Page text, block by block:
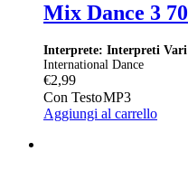
Mix Dance 3 70
Interprete: Interpreti Vari
International Dance
€2,99
Con TestoMP3
Aggiungi al carrello